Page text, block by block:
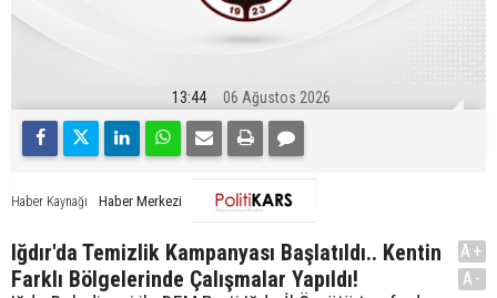
13:44 06 Ağustos 2026
Haber Kaynağı Haber Merkezi
Iğdır'da Temizlik Kampanyası Başlatıldı.. Kentin
Farklı Bölgelerinde Çalışmalar Yapıldı!
A+
A-